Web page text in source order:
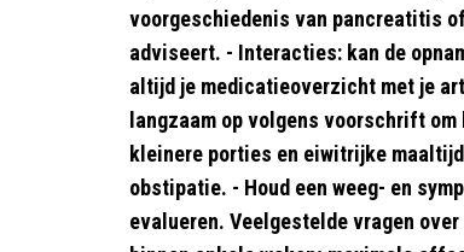
voorgeschiedenis van pancreatitis
adviseert. - Interacties: kan de
altijd je medicatieoverzicht met je
langzaam op volgens voorschrift
kleinere porties en eiwitrijke
obstipatie. - Houd een weeg- en
evalueren. Veelgestelde vragen